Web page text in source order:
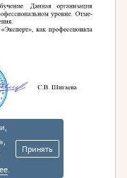
.
Принять